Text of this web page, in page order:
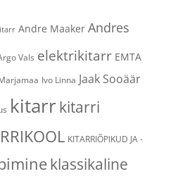
Andre Maaker Andres
Vals elektrikitarr EMTA
Ivo Linna Jaak Sooäär
kitarr kitarri
KITARRIÕPIKUD JA -
klassikaline